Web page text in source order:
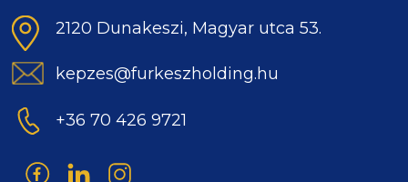
2120 Dunakeszi, Magyar utca 53.
kepzes@furkeszholding.hu
+36 70 426 9721